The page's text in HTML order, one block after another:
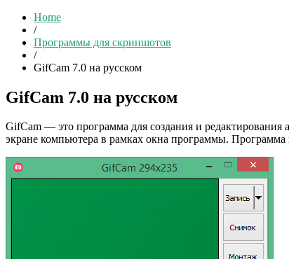
Home
/
Программы для скриншотов
/
GifCam 7.0 на русском
GifCam 7.0 на русском
GifCam — это программа для создания и редактирования
экране компьютера в рамках окна программы. Программа